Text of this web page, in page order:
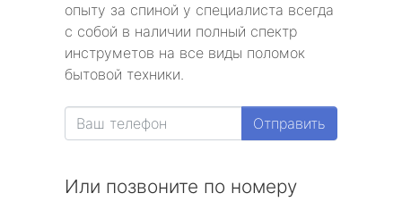
опыту за спиной у специалиста всегда
с собой в наличии полный спектр
инструметов на все виды поломок
бытовой техники.
Отправить
Или позвоните по номеру